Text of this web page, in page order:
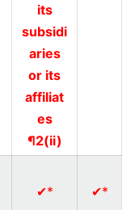
its
subsidi
aries
or its
affiliat
es
¶2(ii)
✔* ✔*